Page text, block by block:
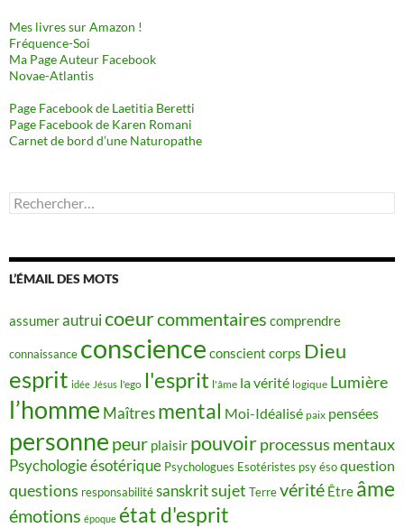
Mes livres sur Amazon !
Fréquence-Soi
Ma Page Auteur Facebook
Novae-Atlantis
Page Facebook de Laetitia Beretti
Page Facebook de Karen Romani
Carnet de bord d’une Naturopathe
Rechercher :
L’ÉMAIL DES MOTS
assumerautruicoeurcommentaires comprendre
connaissance conscience conscient corps Dieu
esprit idée Jésus l'ego l'esprit l'âme la vérité logique Lumière
l’homme Maîtres mental Moi-Idéalisé paix pensées
personne peur plaisir pouvoirprocessus mentaux
Psychologie ésotérique Psychologues Esotéristes psy ésoquestion
questions responsabilitésanskritsujet Terrevérité Être âme
émotions époque état d'esprit